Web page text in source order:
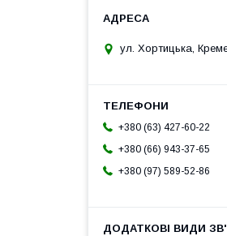
ул. Хортицька,
+380 (63) 427-60-22
+380 (66) 943-37-65
+380 (97) 589-52-86